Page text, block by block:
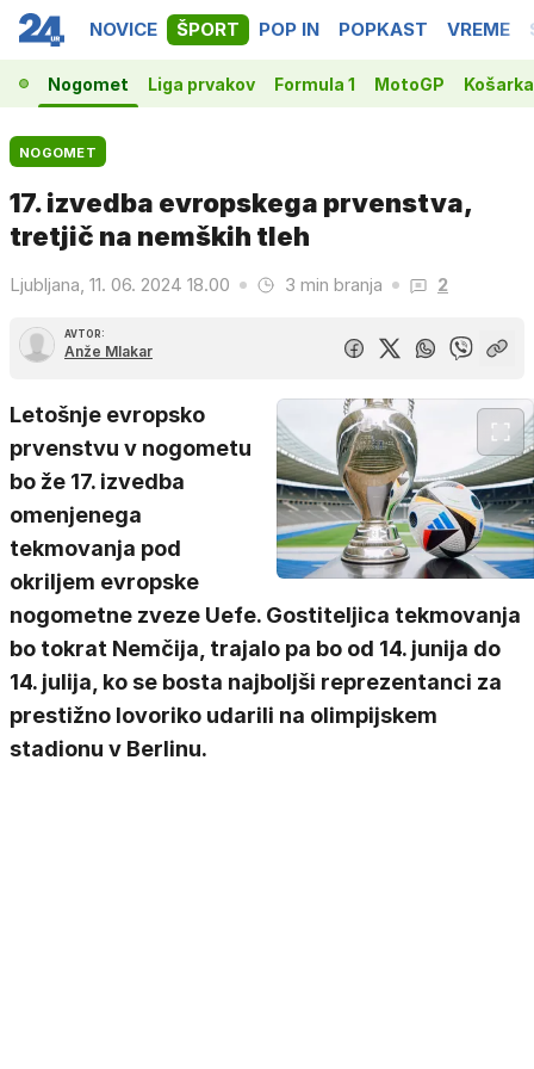
NOVICE ŠPORT POP IN POPKAST VREME
Nogomet Liga prvakov Formula 1 MotoGP Košarka
NOGOMET
17. izvedba evropskega prvenstva,
tretjič na nemških tleh
Ljubljana, 11. 06. 2024 18.00 3 min branja 2
AVTOR:
Anže Mlakar
Letošnje evropsko
prvenstvu v nogometu
bo že 17. izvedba
omenjenega
tekmovanja pod
okriljem evropske
nogometne zveze Uefe. Gostiteljica tekmovanja
bo tokrat Nemčija, trajalo pa bo od 14. junija do
14. julija, ko se bosta najboljši reprezentanci za
prestižno lovoriko udarili na olimpijskem
stadionu v Berlinu.